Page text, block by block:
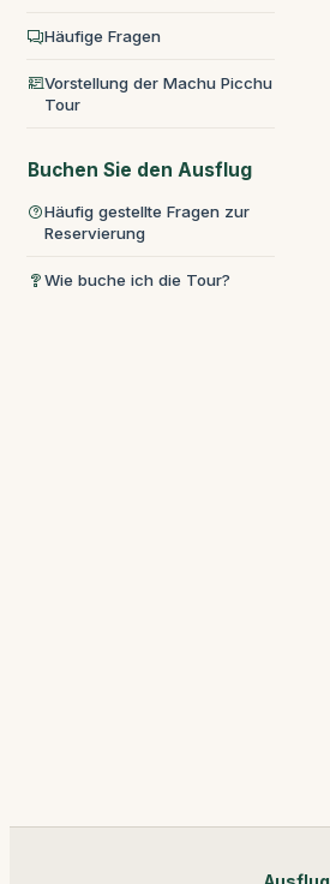
Häufige Fragen
Vorstellung der Machu Picchu
Tour
Buchen Sie den Ausflug
Häufig gestellte Fragen zur
Reservierung
Wie buche ich die Tour?